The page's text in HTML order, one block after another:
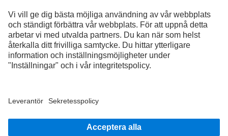
Sekretesspolicy
Juridisk information
EU Data Act
Sekretesspolicy vägassistans
Ytterligare dataskyddsinformation